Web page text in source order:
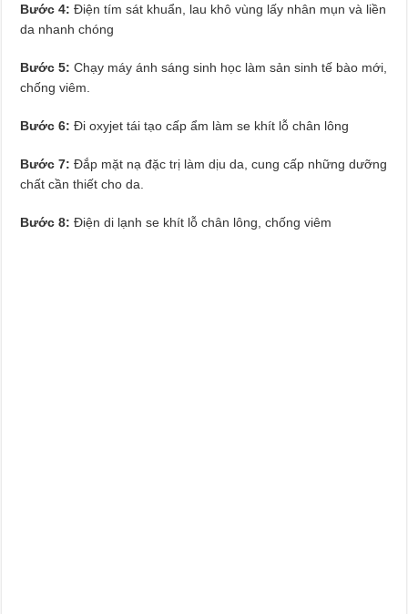
Bước 4:Điện tím sát khuẩn, lau khô vùng lấy nhân mụn và liền
da nhanh chóng
Bước 5: Chạy máy ánh sáng sinh học làm sản sinh tế bào mới,
chống viêm.
Bước 6:Đi oxyjet tái tạo cấp ẩm làm se khít lỗ chân lông
Bước 7:Đắp mặt nạ đặc trị làm dịu da, cung cấp những dưỡng
chất cần thiết cho da.
Bước 8: Điện di lạnh se khít lỗ chân lông, chống viêm